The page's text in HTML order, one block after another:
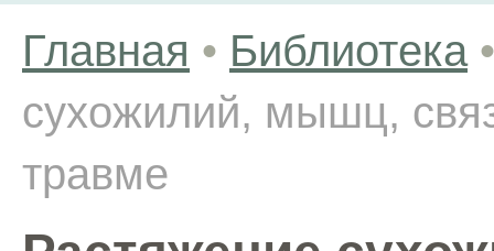
Главная • Библиотека •
сухожилий, мышц,
травме